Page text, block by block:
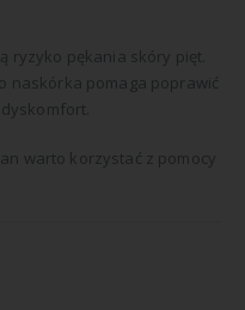
ryzyko pękania skóry pięt.
naskórka pomaga poprawić
warto korzystać z pomocy